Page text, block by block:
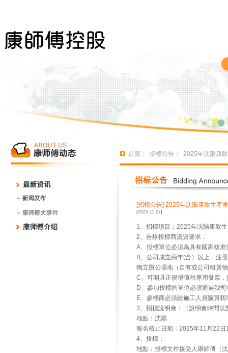
首頁 〉 招標公告 〉 2025年沈陽康
[招標公告] 2025年沈陽康飲生產
[2025-11-07]
1、招標項目：2025年沈陽康飲
2、合格投標商資質要求：
A、投標單位必須為具有國家核
B、公司成立兩年(含）以上，注
獨立辦公場地（自有或公司租賃
C、可開具正規增值稅專用發票
D、參加投標的單位必須通過我
E、參標商必須給施工人員購買
3、招標說明會：（說明會時間以
地點：沈陽
報名截止日期：2025年11月22日
4、投標：
地點：投標文件接受人康師傅（